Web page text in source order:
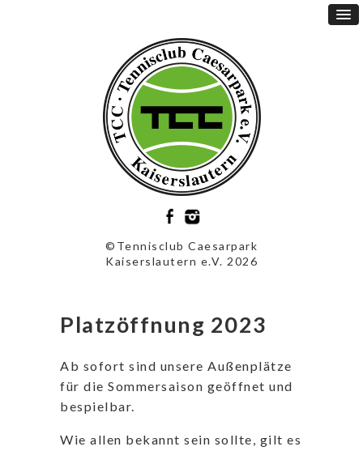
©Tennisclub Caesarpark
Kaiserslautern e.V. 2026
Platzöffnung 2023
Ab sofort sind unsere Außenplätze
für die Sommersaison geöffnet und
bespielbar.
Wie allen bekannt sein sollte, gilt es